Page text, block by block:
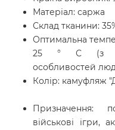
Матеріал: саржа
Склад тканини:
Оптимальна
25 ° С (з
особливостей
Колір: камуфляж
Призначення:
військові ігри,